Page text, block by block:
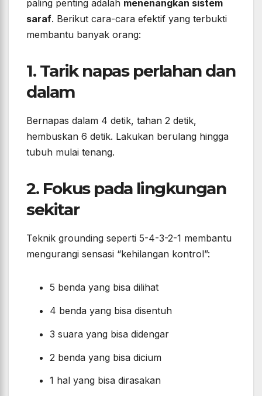
paling penting adalah menenangkan sistem
saraf. Berikut cara-cara efektif yang terbukti
membantu banyak orang:
1. Tarik napas perlahan dan
dalam
Bernapas dalam 4 detik, tahan 2 detik,
hembuskan 6 detik. Lakukan berulang hingga
tubuh mulai tenang.
2. Fokus pada lingkungan
sekitar
Teknik grounding seperti 5-4-3-2-1 membantu
mengurangi sensasi “kehilangan kontrol”:
5 benda yang bisa dilihat
4 benda yang bisa disentuh
3 suara yang bisa didengar
2 benda yang bisa dicium
1 hal yang bisa dirasakan